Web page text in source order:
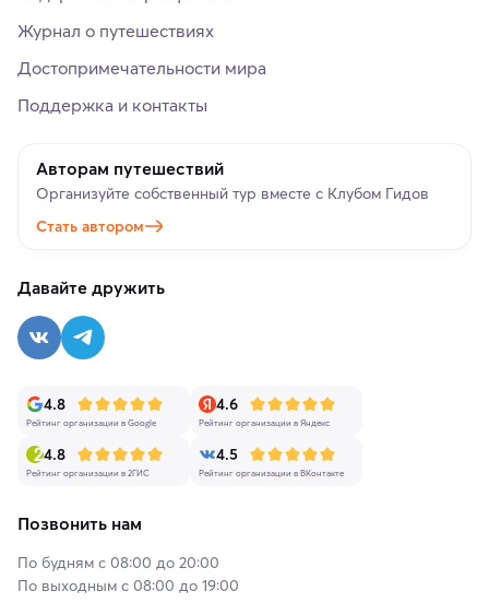
Журнал о путешествиях
Достопримечательности мира
Поддержка и контакты
Авторам путешествий
Организуйте собственный тур вместе с Клубом Гидов
Стать автором
Давайте дружить
4.8
Рейтинг организации в Google
4.6
Рейтинг организации в Яндекс
4.8
Рейтинг организации в 2ГИС
4.5
Рейтинг организации в ВКонтакте
Позвонить нам
По будням с 08:00 до 20:00
По выходным с 08:00 до 19:00